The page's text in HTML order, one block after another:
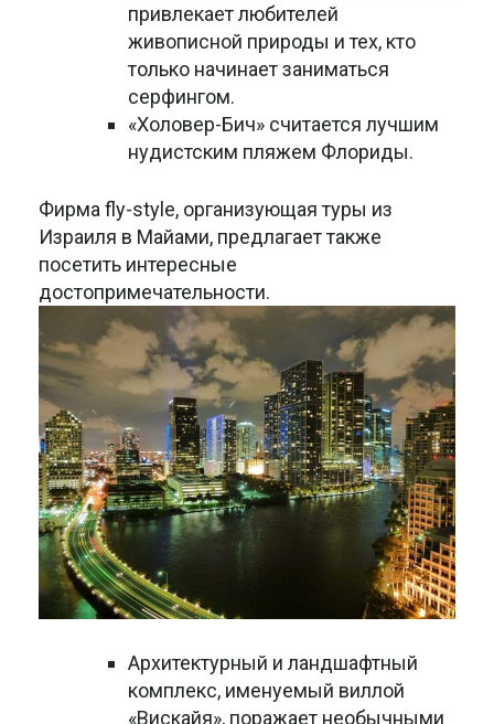
привлекает любителей
живописной природы и тех, кто
только начинает заниматься
серфингом.
«Холовер-Бич» считается лучшим
нудистским пляжем Флориды.
Фирма fly-style, организующая туры из
Израиля в Майами, предлагает также
посетить интересные
достопримечательности.
Архитектурный и ландшафтный
комплекс, именуемый виллой
«Вискайя», поражает необычными